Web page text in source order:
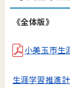
《全体版》
小美玉市生
生涯学習推進